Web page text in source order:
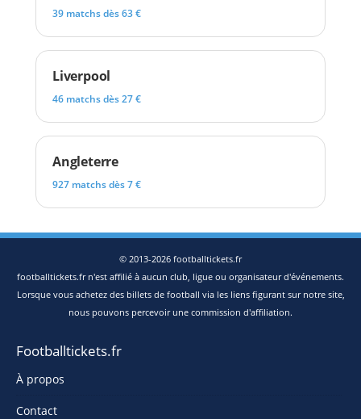
39 matchs dès 63 €
Liverpool
46 matchs dès 27 €
Angleterre
927 matchs dès 7 €
© 2013-2026 footballtickets.fr
footballtickets.fr n'est affilié à aucun club, ligue ou organisateur d'événements.
Lorsque vous achetez des billets de football via les liens figurant sur notre site,
nous pouvons percevoir une commission d'affiliation.
Footballtickets.fr
À propos
Contact